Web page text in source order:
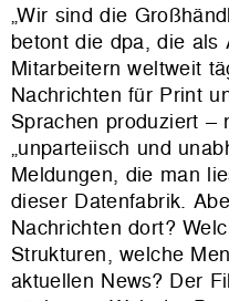
„Wir sind die
betont die dpa, die als
Mitarbeitern weltweit
Nachrichten für Print
Sprachen produziert–
„unparteiisch und
Meldungen, die man
dieser Datenfabrik.
Nachrichten dort?
Strukturen, welche
aktuellen News? Der